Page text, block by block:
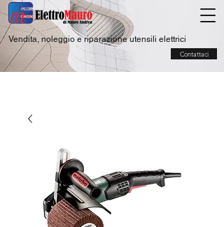
Vendita, noleggio e riparazione utensili elettrici
Contattaci